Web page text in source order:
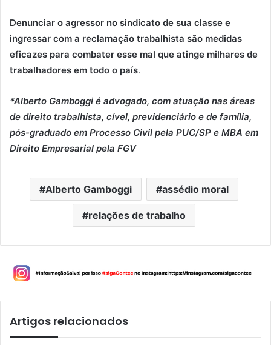
Denunciar o agressor no sindicato de sua classe e
ingressar com a reclamação trabalhista são medidas
eficazes para combater esse mal que atinge milhares de
trabalhadores em todo o país.
*Alberto Gamboggi é advogado, com atuação nas áreas
de direito trabalhista, cível, previdenciário e de família,
pós-graduado em Processo Civil pela PUC/SP e MBA em
Direito Empresarial pela FGV
Alberto Gamboggi assédio moral
relações de trabalho
Artigos relacionados